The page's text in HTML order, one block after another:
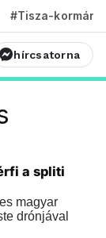
#Tisza-kormány
hírcsatorna
a spliti
magyar
drónjával